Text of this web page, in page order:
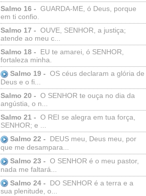
Salmo 16 - GUARDA-ME, ó Deus, porque
em ti confio.
Salmo 17 - OUVE, SENHOR, a justiça;
atende ao meu c...
Salmo 18 -
EU te amarei, ó SENHOR,
fortaleza minha.
Salmo 19 - OS céus declaram a glória de
Deus e o fi...
Salmo 20 - O SENHOR te ouça no dia da
angústia, o n...
Salmo 21 - O REI se alegra em tua força,
SENHOR; e ...
Salmo 22 -
DEUS meu, Deus meu, por
que me desampara...
Salmo 23 - O SENHOR é o meu pastor,
nada me faltará...
Salmo 24 -
DO SENHOR é a terra e a
sua plenitude, o...